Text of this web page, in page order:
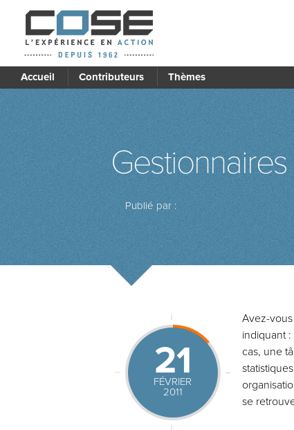
Accueil Contributeurs Thèmes
Publié par :
21
FÉVRIER
2011
Avez-
indiquant
cas, une
se